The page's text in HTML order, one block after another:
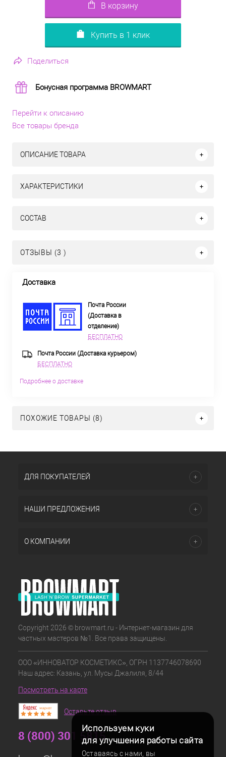
В корзину
Купить в 1 клик
Поделиться
Бонусная программа BROWMART
Перейти к описанию
Все товары бренда
ОПИСАНИЕ ТОВАРА
ХАРАКТЕРИСТИКИ
СОСТАВ
ОТЗЫВЫ (3 )
Доставка
Почта России
(Доставка в
отделение)
БЕСПЛАТНО
Почта России (Доставка курьером)
БЕСПЛАТНО
Подробнее о доставке
ПОХОЖИЕ ТОВАРЫ (8)
Используем куки
для улучшения работы сайта
Оставаясь с нами, вы
ДЛЯ ПОКУПАТЕЛЕЙ
НАШИ ПРЕДЛОЖЕНИЯ
О КОМПАНИИ
Copyright 2026 © browmart.ru - Интернет-магазин для
частных мастеров №1. Все права защищены.
ООО «ИННОВАТОР КОСМЕТИКС», ОГРН 1137746078690
Наш адрес: Казань, ул. Мусы Джалиля, 8/44
Посмотреть на карте
Оставьте отзыв
8 (800) 301 5815